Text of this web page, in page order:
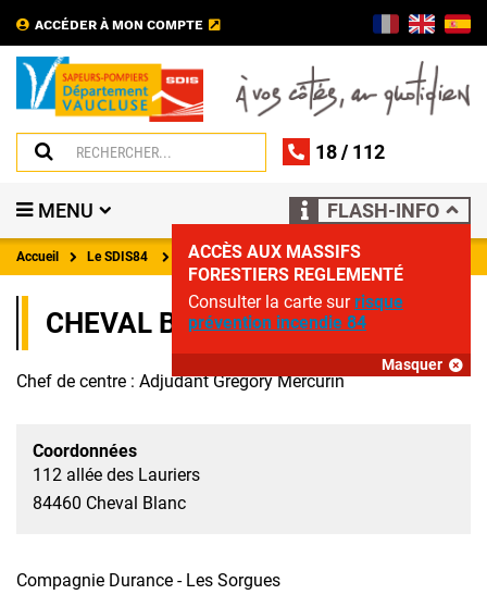
ACCÉDER À MON COMPTE
18/ 112
MENU FLASH-INFO
ACCÈS AUX MASSIFS
FORESTIERS REGLEMENTÉ
Consulter la carte surrisque
prévention incendie 84
Masquer
Accueil Le SDIS84 Coordonnées des centres d'incendie et de secours
CHEVAL BLANC
Chef de centre : Adjudant Grégory Mercurin
Coordonnées
112 allée des Lauriers
84460 Cheval Blanc
Compagnie Durance - Les Sorgues